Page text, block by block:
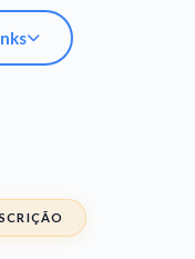
texto